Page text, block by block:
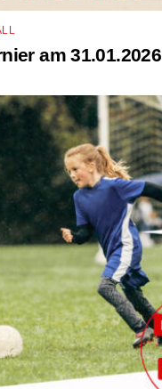
am 31.01.2026